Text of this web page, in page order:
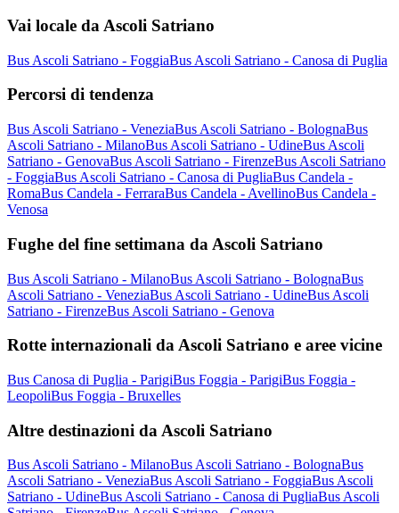
Vai locale da Ascoli Satriano
Bus Ascoli Satriano - FoggiaBus Ascoli Satriano - Canosa di Puglia
Percorsi di tendenza
Bus Ascoli Satriano - VeneziaBus Ascoli Satriano - BolognaBus
Ascoli Satriano - MilanoBus Ascoli Satriano - UdineBus Ascoli
Satriano - GenovaBus Ascoli Satriano - FirenzeBus Ascoli Satriano
- FoggiaBus Ascoli Satriano - Canosa di PugliaBus Candela -
RomaBus Candela - FerraraBus Candela - AvellinoBus Candela -
Venosa
Fughe del fine settimana da Ascoli Satriano
Bus Ascoli Satriano - MilanoBus Ascoli Satriano - BolognaBus
Ascoli Satriano - VeneziaBus Ascoli Satriano - UdineBus Ascoli
Satriano - FirenzeBus Ascoli Satriano - Genova
Rotte internazionali da Ascoli Satriano e aree vicine
Bus Canosa di Puglia - ParigiBus Foggia - ParigiBus Foggia -
LeopoliBus Foggia - Bruxelles
Altre destinazioni da Ascoli Satriano
Bus Ascoli Satriano - MilanoBus Ascoli Satriano - BolognaBus
Ascoli Satriano - VeneziaBus Ascoli Satriano - FoggiaBus Ascoli
Satriano - UdineBus Ascoli Satriano - Canosa di PugliaBus Ascoli